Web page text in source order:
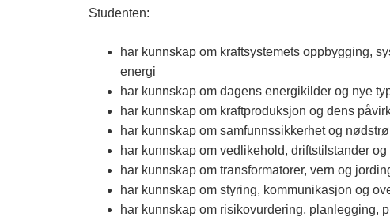
Studenten:
har kunnskap om kraftsystemets oppbygging,
energi
har kunnskap om dagens energikilder og nye
har kunnskap om kraftproduksjon og dens
har kunnskap om samfunnssikkerhet og
har kunnskap om vedlikehold, driftstilstander
har kunnskap om transformatorer, vern og
har kunnskap om styring, kommunikasjon og
har kunnskap om risikovurdering, planlegging,